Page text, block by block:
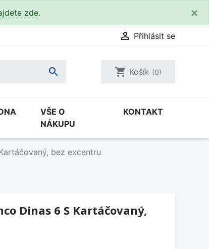
zde. ×
 Přihlásit se
 shopping_cart Košík (0)
VŠE O
NÁKUPU
KONTAKT
bez excentru
Dinas 6 S Kartáčovaný,